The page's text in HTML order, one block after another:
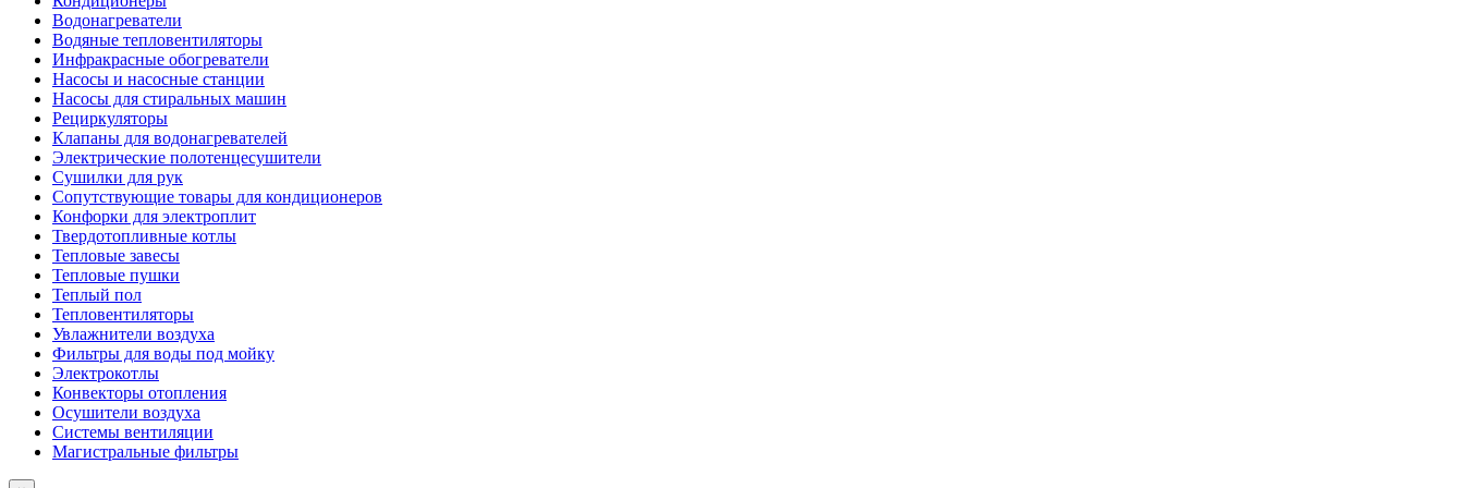
Водонагреватели
Водяные тепловентиляторы
Инфракрасные обогреватели
Насосы и насосные станции
Насосы для стиральных машин
Рециркуляторы
Клапаны для водонагревателей
Электрические полотенцесушители
Сушилки для рук
Сопутствующие товары для кондиционеров
Конфорки для электроплит
Твердотопливные котлы
Тепловые завесы
Тепловые пушки
Теплый пол
Тепловентиляторы
Увлажнители воздуха
Фильтры для воды под мойку
Электрокотлы
Конвекторы отопления
Осушители воздуха
Системы вентиляции
Магистральные фильтры